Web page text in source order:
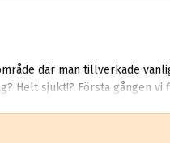
där man tillverkade
Helt sjukt!? Första gången